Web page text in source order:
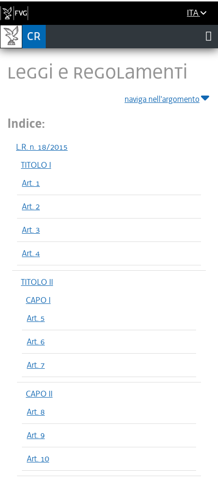
ITA
LEGGI E REGOLAMENTI
naviga nell'argomento
Indice:
L.R. n. 18/2015
TITOLO I
Art. 1
Art. 2
Art. 3
Art. 4
TITOLO II
CAPO I
Art. 5
Art. 6
Art. 7
CAPO II
Art. 8
Art. 9
Art. 10